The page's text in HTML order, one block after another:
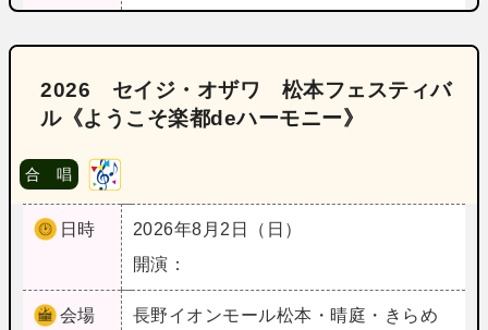
2026 セイジ・オザワ 松本フェスティバ
ル《ようこそ楽都deハーモニー》
合 唱
日時
2026年8月2日（日）
開演：
会場 長野イオンモール松本・晴庭・きらめ